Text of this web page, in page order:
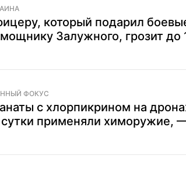
который подарил
Залужного, грозит до
ФОКУС
с хлорпикрином на
сутки применяли химоружие,